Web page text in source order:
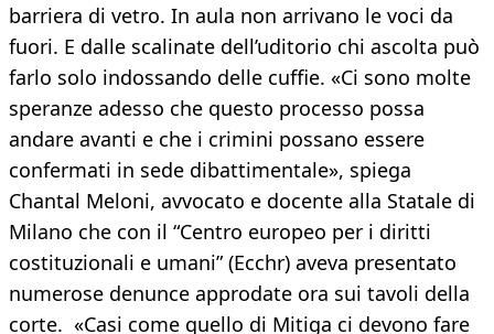
barriera di vetro. In aula non arrivano le voci da
fuori. E dalle scalinate dell’uditorio chi ascolta può
farlo solo indossando delle cuffie. «Ci sono molte
speranze adesso che questo processo possa
andare avanti e che i crimini possano essere
confermati in sede dibattimentale», spiega
Chantal Meloni, avvocato e docente alla Statale di
Milano che con il “Centro europeo per i diritti
costituzionali e umani” (Ecchr) aveva presentato
numerose denunce approdate ora sui tavoli della
corte. «Casi come quello di Mitiga ci devono fare